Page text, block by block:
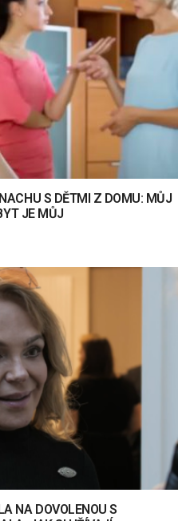
S DĚTMI Z DOMU: MŮJ
JE MŮJ
NA DOVOLENOU S